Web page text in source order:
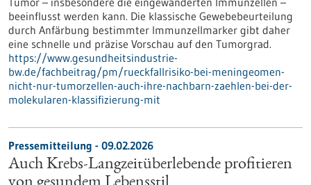
beeinflusst werden kann. Die klassische Gewebebeurteilung
durch Anfärbung bestimmter Immunzellmarker gibt daher
eine schnelle und präzise Vorschau auf den Tumorgrad.
https://www.gesundheitsindustrie-
bw.de/fachbeitrag/pm/rueckfallrisiko-bei-meningeomen-
nicht-nur-tumorzellen-auch-ihre-nachbarn-zaehlen-bei-der-
molekularen-klassifizierung-mit
Pressemitteilung - 09.02.2026
Auch Krebs-Langzeitüberlebende profitieren